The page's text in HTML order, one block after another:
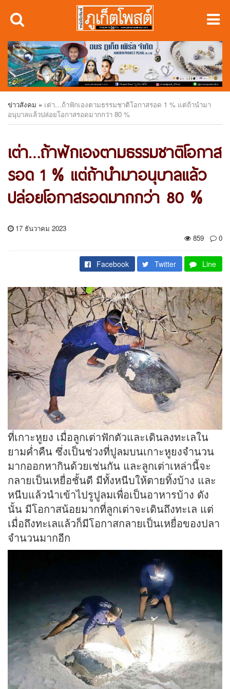
ข่าวสังคม » เต่า…ถ้าฟักเองตามธรรมชาติโอกาสรอด 1 % แต่ถ้านำมา
อนุบาลแล้วปล่อยโอกาสรอดมากกว่า 80 %
เต่า…ถ้าฟักเองตามธรรมชาติโอกาส
รอด 1 % แต่ถ้านำมาอนุบาลแล้ว
ปล่อยโอกาสรอดมากกว่า 80 %
17 ธันวาคม 2023
859
0
Facebook Twitter Line
ที่เกาะหูยง เมื่อลูกเต่าฟักตัวและเดินลงทะเลใน
ยามค่ำคืน ซึ่งเป็นช่วงที่ปูลมบนเกาะหูยงจำนวน
มากออกหากินด้วยเช่นกัน และลูกเต่าเหล่านี้จะ
กลายเป็นเหยื่อชั้นดี มีทั้งหนีบให้ตายทิ้งบ้าง และ
หนีบแล้วนำเข้าไปรูปูลมเพื่อเป็นอาหารบ้าง ดัง
นั้น มีโอกาสน้อยมากที่ลูกเต่าจะเดินถึงทะเล แต่
เมื่อถึงทะเลแล้วก็มีโอกาสกลายเป็นเหยื่อของปลา
จำนวนมากอีก